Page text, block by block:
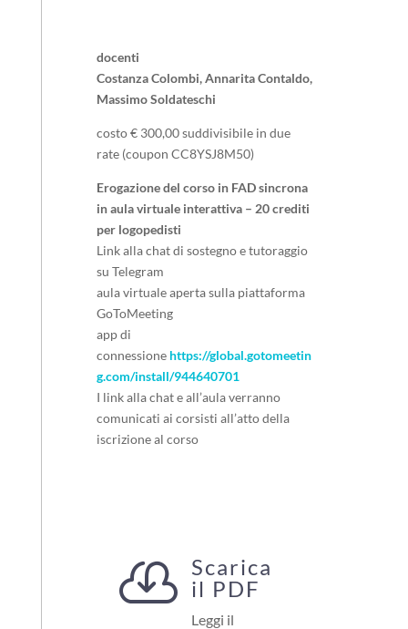
docenti
Costanza Colombi, Annarita Contaldo,
Massimo Soldateschi
costo € 300,00 suddivisibile in due
rate (coupon CC8YSJ8M50)
Erogazione del corso in FAD sincrona
in aula virtuale interattiva – 20 crediti
per logopedisti
Link alla chat di sostegno e tutoraggio
su Telegram
aula virtuale aperta sulla piattaforma
GoToMeeting
app di
connessione https://global.gotomeetin
g.com/install/944640701
I link alla chat e all’aula verranno
comunicati ai corsisti all’atto della
iscrizione al corso
 Scarica
il PDF
Leggi il